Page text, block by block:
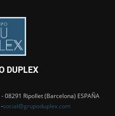
DUPLEX
08291 Ripollet (Barcelona) ESPAÑA
social@grupoduplex.com